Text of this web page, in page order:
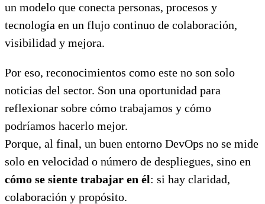
un modelo que conecta personas, procesos y
tecnología en un flujo continuo de colaboración,
visibilidad y mejora.
Por eso, reconocimientos como este no son solo
noticias del sector. Son una oportunidad para
reflexionar sobre cómo trabajamos y cómo
podríamos hacerlo mejor.
Porque, al final, un buen entorno DevOps no se mide
solo en velocidad o número de despliegues, sino en
cómo se siente trabajar en él: si hay claridad,
colaboración y propósito.